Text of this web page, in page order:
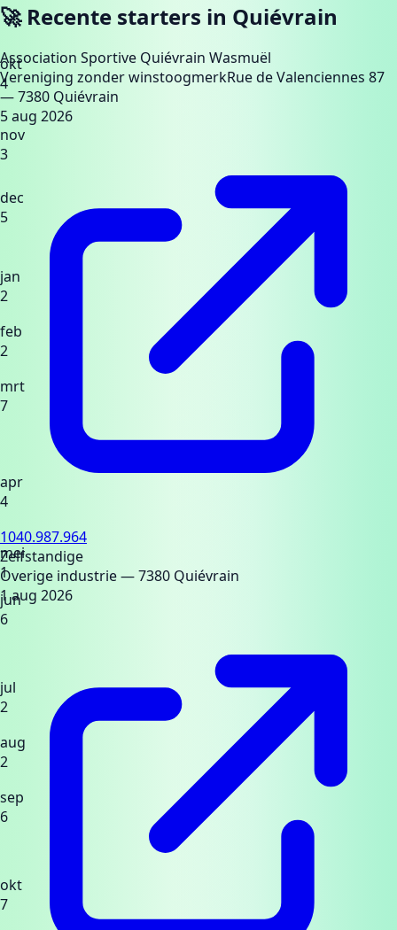
okt
4
nov
3
dec
5
jan
2
feb
2
mrt
7
apr
4
mei
1
jun
6
jul
2
aug
2
sep
6
okt
7
🚀 Recente starters in Quiévrain
Association Sportive Quiévrain Wasmuël
Vereniging zonder winstoogmerkRue de Valenciennes 87
— 7380 Quiévrain
5 aug 2026
1040.987.964
Zelfstandige
Overige industrie— 7380 Quiévrain
1 aug 2026